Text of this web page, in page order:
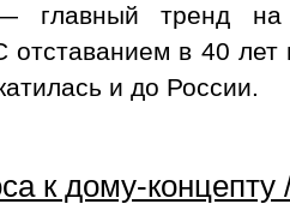
главный тренд на
отставанием в 40 лет
и до России.
к дому-